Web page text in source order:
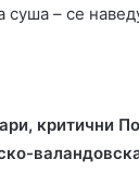
– се
критични